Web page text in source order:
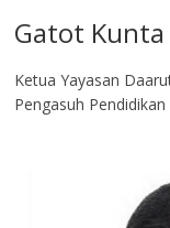
Gatot Kunta
Ketua Yayasan
Pengasuh